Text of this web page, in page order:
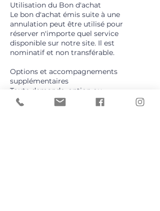
Utilisation du Bon d'achat
Le bon d'achat émis suite à une
annulation peut être utilisé pour
réserver n'importe quel service
disponible sur notre site. Il est
nominatif et non transférable.
Options et accompagnements
supplémentaires
Toute demande, option ou
accompagnement non inclus dans
l’offre initiale ou dans le contrat signé